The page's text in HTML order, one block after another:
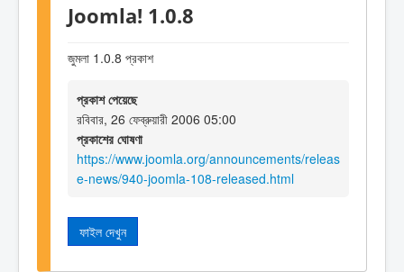
Joomla! 1.0.8
জুমলা 1.0.8 প্রকাশ
প্রকাশ পেয়েছে
রবিবার, 26 ফেব্রুয়ারী 2006 05:00
প্রকাশের ঘোষণা
https://www.joomla.org/announcements/releas
e-news/940-joomla-108-released.html
ফাইল দেখুন